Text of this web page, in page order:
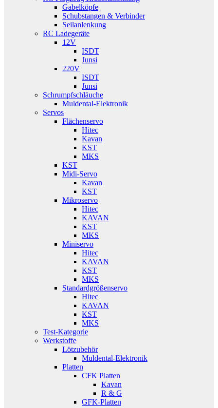
Gabelköpfe
Schubstangen & Verbinder
Seilanlenkung
RC Ladegeräte
12V
ISDT
Junsi
220V
ISDT
Junsi
Schrumpfschläuche
Muldental-Elektronik
Servos
Flächenservo
Hitec
Kavan
KST
MKS
KST
Midi-Servo
Kavan
KST
Mikroservo
Hitec
KAVAN
KST
MKS
Miniservo
Hitec
KAVAN
KST
MKS
Standardgrößenservo
Hitec
KAVAN
KST
MKS
Test-Kategorie
Werkstoffe
Lötzubehör
Muldental-Elektronik
Platten
CFK Platten
Kavan
R & G
GFK-Platten